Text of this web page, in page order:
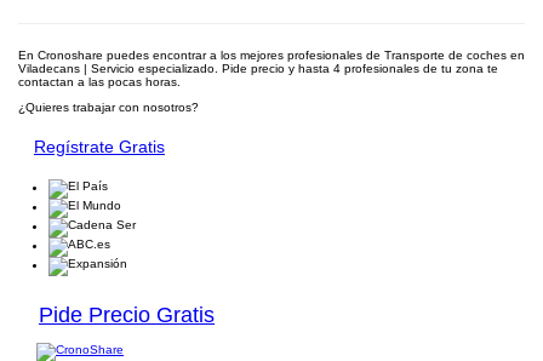
En Cronoshare puedes encontrar a los mejores profesionales de Transporte de coches en
Viladecans | Servicio especializado. Pide precio y hasta 4 profesionales de tu zona te
contactan a las pocas horas.
¿Quieres trabajar con nosotros?
Regístrate Gratis
Pide Precio Gratis